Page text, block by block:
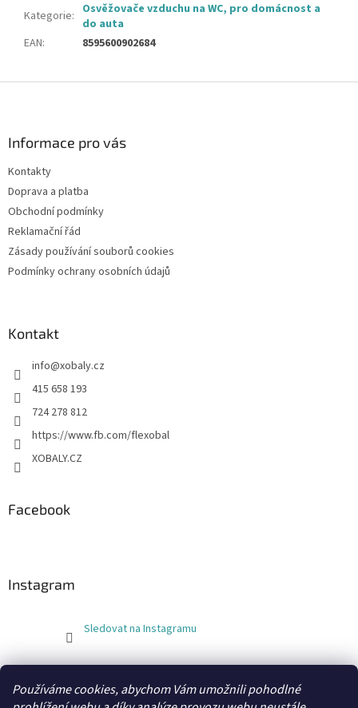
Používáme cookies, abychom Vám umožnili pohodlné
Kategorie: Osvěžovače vzduchu na WC, pro domácnost a
do auta
EAN: 8595600902684
Informace pro vás
Kontakty
Doprava a platba
Obchodní podmínky
Reklamační řád
Zásady používání souborů cookies
Podmínky ochrany osobních údajů
Kontakt
info@xobaly.cz
415 658 193
724 278 812
https://www.fb.com/flexobal
XOBALY.CZ
Facebook
Instagram
Sledovat na Instagramu